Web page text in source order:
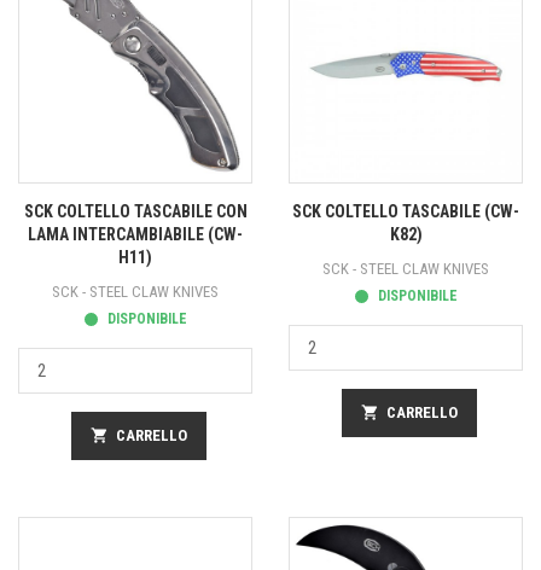
SCK COLTELLO TASCABILE CON
LAMA INTERCAMBIABILE (CW-
H11)
SCK - STEEL CLAW KNIVES
DISPONIBILE
shopping_cart CARRELLO
SCK COLTELLO TASCABILE (CW-
K82)
SCK - STEEL CLAW KNIVES
DISPONIBILE
shopping_cart CARRELLO